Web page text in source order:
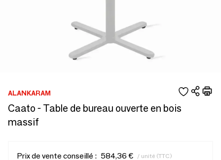
ALANKARAM
Caato - Table de bureau ouverte en bois
massif
Prix de vente conseillé : 584,36 € / unité (TTC)